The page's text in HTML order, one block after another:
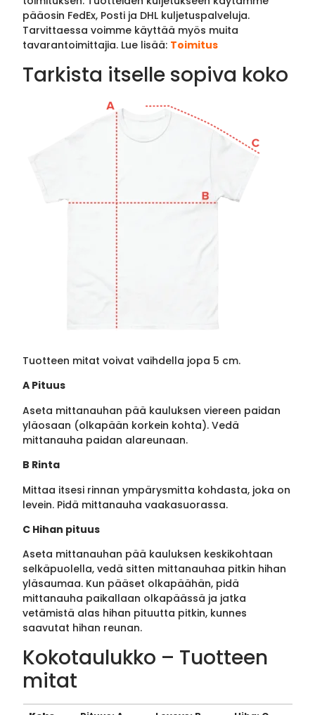
pääosin FedEx, Posti ja DHL kuljetuspalveluja.
Tarvittaessa voimme käyttää myös muita
tavarantoimittajia. Lue lisää: Toimitus
Tarkista itselle sopiva koko
Tuotteen mitat voivat vaihdella jopa 5 cm.
A Pituus
Aseta mittanauhan pää kauluksen viereen paidan
yläosaan (olkapään korkein kohta). Vedä
mittanauha paidan alareunaan.
B Rinta
Mittaa itsesi rinnan ympärysmitta kohdasta, joka on
levein. Pidä mittanauha vaakasuorassa.
C Hihan pituus
Aseta mittanauhan pää kauluksen keskikohtaan
selkäpuolella, vedä sitten mittanauhaa pitkin hihan
yläsaumaa. Kun pääset olkapäähän, pidä
mittanauha paikallaan olkapäässä ja jatka
vetämistä alas hihan pituutta pitkin, kunnes
saavutat hihan reunan.
Kokotaulukko – Tuotteen
mitat